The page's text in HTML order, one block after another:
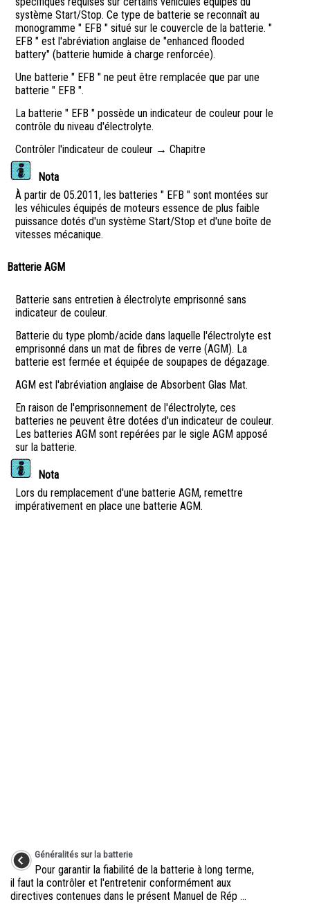
système Start/Stop. Ce type de batterie se reconnaît au
monogramme " EFB " situé sur le couvercle de la batterie. "
EFB " est l'abréviation anglaise de "enhanced flooded
battery" (batterie humide à charge renforcée).
Une batterie " EFB " ne peut être remplacée que par une
batterie " EFB ".
La batterie " EFB " possède un indicateur de couleur pour le
contrôle du niveau d'électrolyte.
Contrôler l'indicateur de couleur → Chapitre
Nota
À partir de 05.2011, les batteries " EFB " sont montées sur
les véhicules équipés de moteurs essence de plus faible
puissance dotés d'un système Start/Stop et d'une boîte de
vitesses mécanique.
Batterie AGM
Batterie sans entretien à électrolyte emprisonné sans
indicateur de couleur.
Batterie du type plomb/acide dans laquelle l'électrolyte est
emprisonné dans un mat de fibres de verre (AGM). La
batterie est fermée et équipée de soupapes de dégazage.
AGM est l'abréviation anglaise de Absorbent Glas Mat.
En raison de l'emprisonnement de l'électrolyte, ces
batteries ne peuvent être dotées d'un indicateur de couleur.
Les batteries AGM sont repérées par le sigle AGM apposé
sur la batterie.
Nota
Lors du remplacement d'une batterie AGM, remettre
impérativement en place une batterie AGM.
Généralités sur la batterie
Pour garantir la fiabilité de la batterie à long terme,
il faut la contrôler et l'entretenir conformément aux
directives contenues dans le présent Manuel de Rép ...